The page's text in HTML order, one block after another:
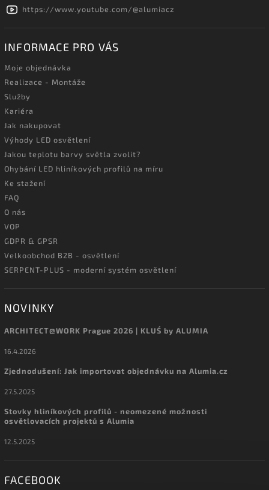
https://www.youtube.com/@alumiacz
INFORMACE PRO VÁS
Moje objednávka
Realizace - Montáže
Služby
Kariéra
Jak nakupovat
Výhody LED osvětlení
Jakou teplotu barvy světla zvolit?
Ohybání LED hliníkových profilů na míru
Ke stažení
FAQ
O nás
VOP
GDPR & GPSR
Velkoobchod B2B - osvětlení
SERPENT-PLUS - moderní systém osvětlení
NOVINKY
ARCHITECT@WORK Prague 2026 | KLUŚ by ALUMIA
16.4.2026
Zjednodušení: Jak importovat objednávku na Alumia.cz
27.5.2025
Stovky hliníkových profilů - neomezené možnosti
osvětlovacích projektů s Alumia
12.5.2025
FACEBOOK